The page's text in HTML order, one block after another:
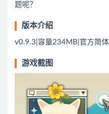
题呢？
版本介绍
v0.9.3|容量234MB|官方简
游戏截图